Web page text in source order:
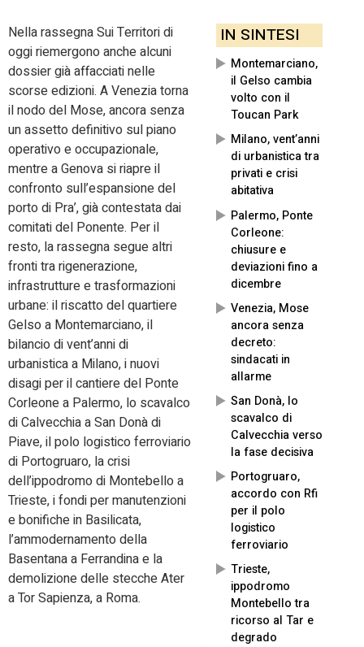
IN SINTESI
Montemarciano,
il Gelso cambia
volto con il
Toucan Park
Milano, vent’anni
di urbanistica tra
privati e crisi
abitativa
Palermo, Ponte
Corleone:
chiusure e
deviazioni fino a
dicembre
Venezia, Mose
ancora senza
decreto:
sindacati in
allarme
San Donà, lo
scavalco di
Calvecchia verso
la fase decisiva
Portogruaro,
accordo con Rfi
per il polo
logistico
ferroviario
Trieste,
ippodromo
Montebello tra
ricorso al Tar e
degrado
Nella rassegna Sui Territori di
oggi riemergono anche alcuni
dossier già affacciati nelle
scorse edizioni. A Venezia torna
il nodo del Mose, ancora senza
un assetto definitivo sul piano
operativo e occupazionale,
mentre a Genova si riapre il
confronto sull’espansione del
porto di Pra’, già contestata dai
comitati del Ponente. Per il
resto, la rassegna segue altri
fronti tra rigenerazione,
infrastrutture e trasformazioni
urbane: il riscatto del quartiere
Gelso a Montemarciano, il
bilancio di vent’anni di
urbanistica a Milano, i nuovi
disagi per il cantiere del Ponte
Corleone a Palermo, lo scavalco
di Calvecchia a San Donà di
Piave, il polo logistico ferroviario
di Portogruaro, la crisi
dell’ippodromo di Montebello a
Trieste, i fondi per manutenzioni
e bonifiche in Basilicata,
l’ammodernamento della
Basentana a Ferrandina e la
demolizione delle stecche Ater
a Tor Sapienza, a Roma.